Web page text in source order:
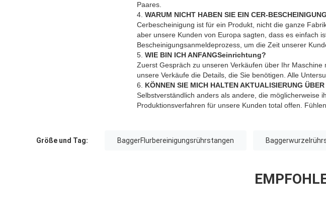
Paares.
4. WARUM NICHT HABEN SIE EIN CER-
Cerbescheinigung ist für ein Produkt, nicht die ganze
aber unsere Kunden von Europa sagten, dass es einfach
Bescheinigungsanmeldeprozess, um die Zeit unserer
5. WIE BIN ICH ANFANGSeinrichtung?
Zuerst Gespräch zu unseren Verkäufen über Ihr
unsere Verkäufe die Details, die Sie benötigen. Alle
6. KÖNNEN SIE MICH HALTEN AKTUALISIERUNG
Selbstverständlich anders als andere, die möglicherweise
Produktionsverfahren für unsere Kunden total offen.
Größe und Tag: BaggerFlurbereinigungsrührstangen